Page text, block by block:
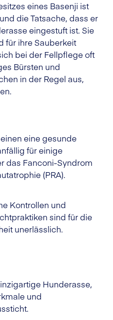
eines Basenji ist
die Tatsache, dass er
eingestuft ist. Sie
für ihre Sauberkeit
bei der Fellpflege oft
Bürsten und
in der Regel aus,
eine gesunde
für einige
das Fanconi-Syndrom
(PRA).
Kontrollen und
sind für die
unerlässlich.
Hunderasse,
und